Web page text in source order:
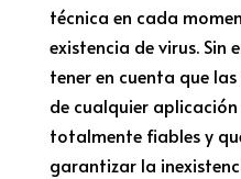
técnica en cada
existencia de virus. Sin
tener en cuenta que
de cualquier
totalmente fiables y
garantizar la